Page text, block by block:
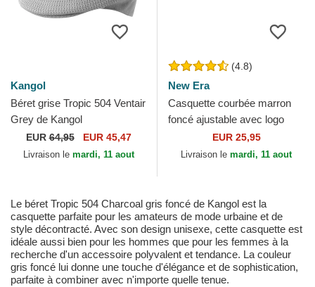
Kangol
Béret grise Tropic 504 Ventair
Grey de Kangol
EUR64,95 EUR 45,47
Livraison le mardi, 11 aout
(4.8)
New Era
Casquette courbée marron
foncé ajustable avec logo
marron foncé pour femme
9FORTY League...
EUR 25,95
Livraison le mardi, 11 aout
Le béret Tropic 504 Charcoal gris foncé de Kangol est la
casquette parfaite pour les amateurs de mode urbaine et de
style décontracté. Avec son design unisexe, cette casquette est
idéale aussi bien pour les hommes que pour les femmes à la
recherche d'un accessoire polyvalent et tendance. La couleur
gris foncé lui donne une touche d'élégance et de sophistication,
parfaite à combiner avec n'importe quelle tenue.